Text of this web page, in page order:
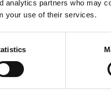
analytics partners who may
your use of their services.